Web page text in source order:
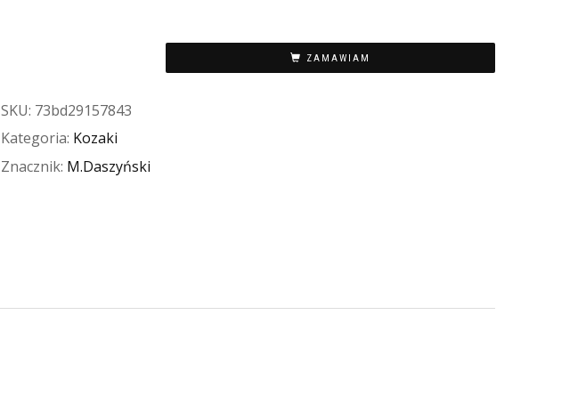
ZAMAWIAM
SKU: 73bd29157843
Kategoria: Kozaki
Znacznik: M.Daszyński